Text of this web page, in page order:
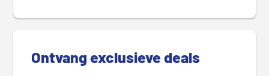
d
Ontvang exclusieve deals